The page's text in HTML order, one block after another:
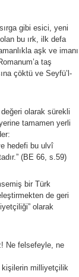
gibi esici, yeni
bu ırk, ilk defa
aşk ve imanı
taş
çöktü ve Seyfü’l-
olarak sürekli
tamamen yerli
hedefi bu ulvî
(BE 66, s.59)
bir Türk
de geri
olarak
Ne felsefeyle, ne
kişilerin milliyetçilik